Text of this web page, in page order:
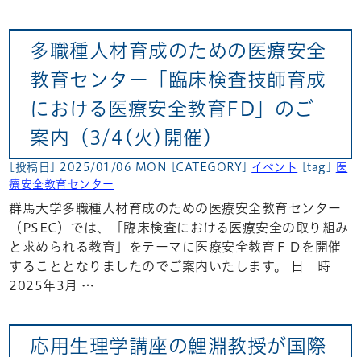
多職種人材育成のための医療安全
教育センター「臨床検査技師育成
における医療安全教育FD」のご
案内（3/4(火)開催）
[投稿日] 2025/01/06 MON [CATEGORY] イベント [tag]
医
療安全教育センター
群馬大学多職種人材育成のための医療安全教育センター
（PSEC）では、「臨床検査における医療安全の取り組み
と求められる教育」をテーマに医療安全教育ＦＤを開催
することとなりましたのでご案内いたします。 日 時
2025年3月 …
応用生理学講座の鯉淵教授が国際